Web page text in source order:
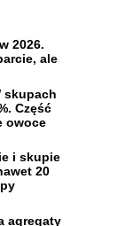
2026.
ale
skupach
Część
owoce
i skupie
20
agregaty